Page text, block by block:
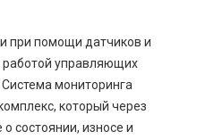
при помощи датчиков и
работой управляющих
мониторинга
который через
состоянии, износе и